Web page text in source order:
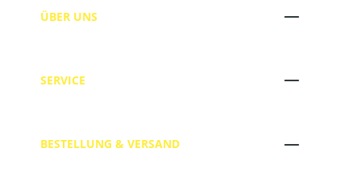
ÜBER UNS
SERVICE
BESTELLUNG & VERSAND